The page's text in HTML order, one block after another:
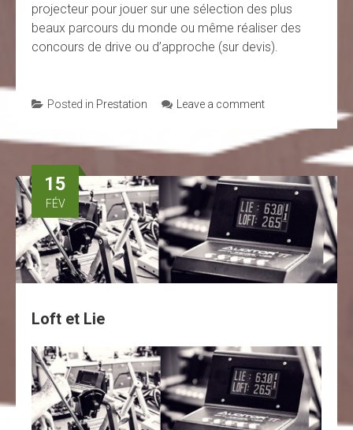
projecteur pour jouer sur une sélection des plus
beaux parcours du monde ou même réaliser des
concours de drive ou d’approche (sur devis).
Posted in Prestation Leave a comment
15
FÉV
Loft et Lie